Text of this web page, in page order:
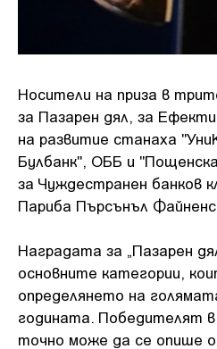
Носители на приза в
за Пазарен дял, за
на развитие станаха
Булбанк", ОББ и
за Чуждестранен банков
Париба Пърсънъл
Наградата за „Пазарен
основните категории,
определянето на
годината. Победителят
точно може да се опише